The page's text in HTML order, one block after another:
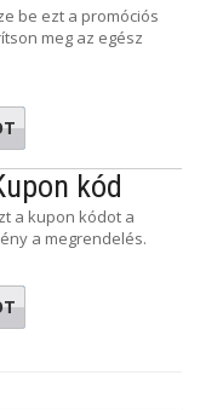
be ezt a promóciós
meg az egész
kód
a kupon kódot a
a megrendelés.